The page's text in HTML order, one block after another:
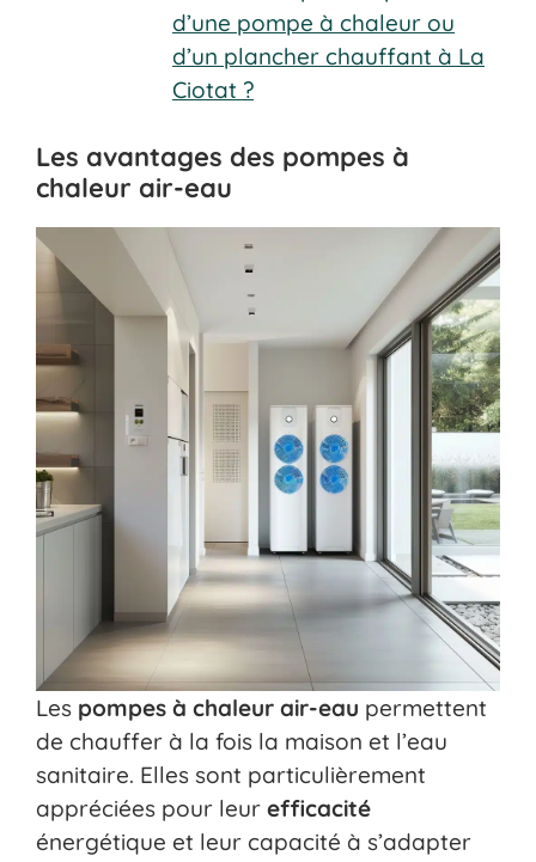
d’une pompe à chaleur ou
d’un plancher chauffant à La
Ciotat ?
Les avantages des pompes à
chaleur air-eau
Les pompes à chaleur air-eau permettent
de chauffer à la fois la maison et l’eau
sanitaire. Elles sont particulièrement
appréciées pour leur efficacité
énergétique et leur capacité à s’adapter